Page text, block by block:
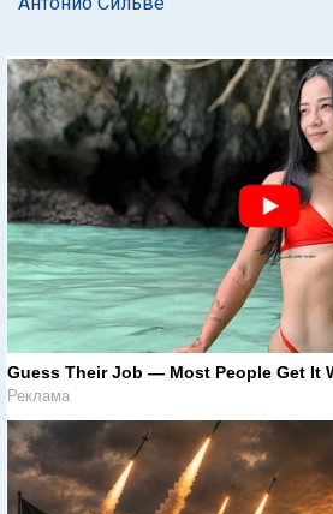
Guess Their Job — Most People Get It
Реклама